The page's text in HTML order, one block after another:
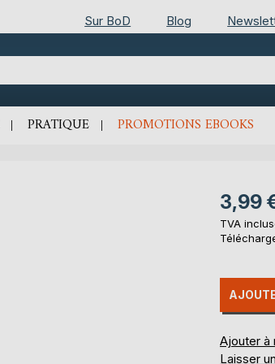
Sur BoD Blog
PRATIQUE PROMOTIONS EBOOKS
3,99
TVA
Ajouter à
Laisser